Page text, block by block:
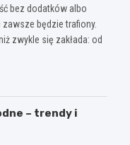
bez dodatków albo
będzie trafiony.
zwykle się zakłada: od
– trendy i